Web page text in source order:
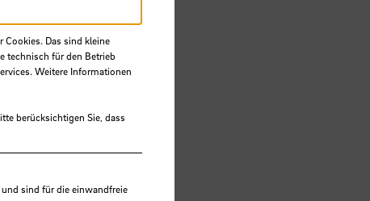
Das sind kleine
technisch für den Betrieb
Weitere Informationen
berücksichtigen Sie, dass
sind für die einwandfreie